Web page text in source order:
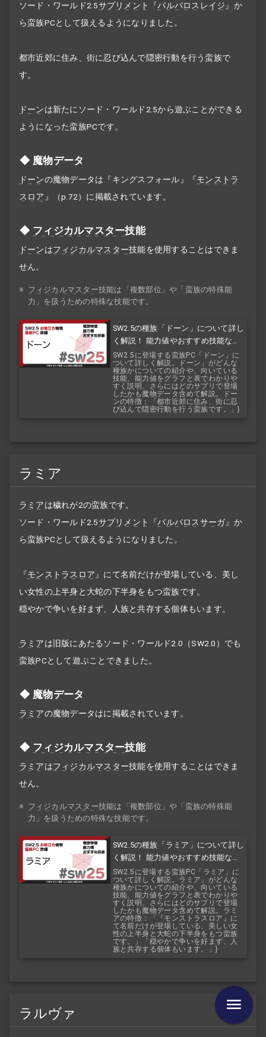
ソード・ワールド2.5サプリメント 『バルバロスレイジ 』か
ら蛮族PCとして扱えるようになりました。
都市近郊に住み、街に忍び込んで隠密行動を行う蛮族で
す。
ドーンは新たにソード・ワールド2.5から遊ぶことができる
ようになった蛮族PCです。
魔物データ
ドーンの魔物データは『キングスフォール』『モンストラ
スロア 』（p.72）に掲載されています。
フィジカルマスター技能
ドーンはフィジカルマスター技能を使用することはできま
せん。
※ フィジカルマスター技能は「複数部位」や「蛮族の特殊能
力」を扱うための特殊な技能です。
SW2.5の種族「ドーン」について詳し
く解説！ 能力値やおすすめ技能など
を紹介！ 『バルバロスレイジ』『バ
ルバロスサーガ』
SW2.5に登場する蛮族PC「ドーン」に
ついて詳しく解説。ドーン」がどんな
種族かについての紹介や、向いている
技能、能力値をグラフと表でわかりや
すく説明、さらにはどのサプリで登場
したかも魔物データ含めて解説。ドー
ンの特徴：「都市近郊に住み、街に忍
び込んで隠密行動を行う蛮族です。」}
ラミア
ラミアは穢れが2の蛮族です。
ソード・ワールド2.5サプリメント 『バルバロスサーガ』か
ら蛮族PCとして扱えるようになりました。
『モンストラスロア 』にて名前だけが登場している、美し
い女性の上半身と大蛇の下半身をもつ蛮族です。
穏やかで争いを好まず、人族と共存する個体もいます。
ラミアは旧版にあたるソード・ワールド2.0（SW2.0）でも
蛮族PCとして遊ぶことできました。
魔物データ
ラミアの魔物データはに掲載されています。
フィジカルマスター技能
ラミアはフィジカルマスター技能を使用することはできま
せん。
※ フィジカルマスター技能は「複数部位」や「蛮族の特殊能
力」を扱うための特殊な技能です。
SW2.5の種族「ラミア」について詳し
く解説！ 能力値やおすすめ技能など
を紹介！ 『バルバロスレイジ』『バ
ルバロスサーガ』
SW2.5に登場する蛮族PC「ラミア」に
ついて詳しく解説。ラミア」がどんな
種族かについての紹介や、向いている
技能、能力値をグラフと表でわかりや
すく説明、さらにはどのサプリで登場
したかも魔物データ含めて解説。ラミ
アの特徴：「『モンストラスロア』に
て名前だけが登場している、美しい女
性の上半身と大蛇の下半身をもつ蛮族
です。」「穏やかで争いを好まず、人
族と共存する個体もいます。」}
ラルヴァ